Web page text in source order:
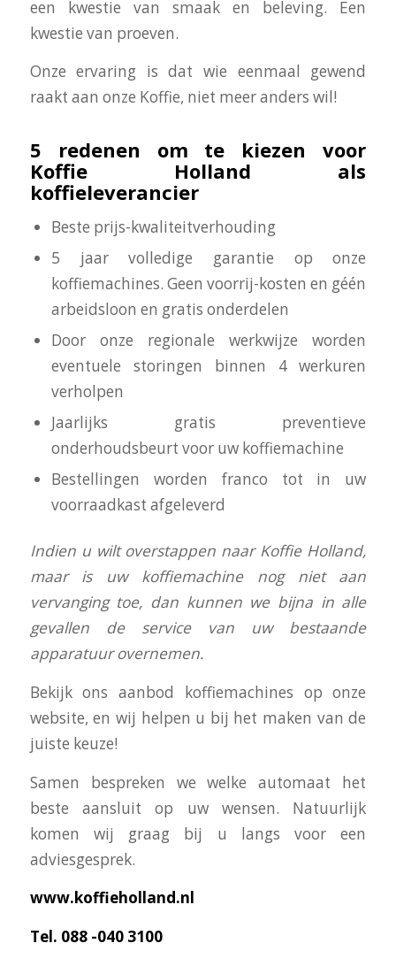
een kwestie van smaak en beleving. Een
kwestie van proeven.
Onze ervaring is dat wie eenmaal gewend
raakt aan onze Koffie, niet meer anders wil!
5 redenen om te kiezen voor
Koffie Holland als
koffieleverancier
Beste prijs-kwaliteitverhouding
5 jaar volledige garantie op onze
koffiemachines. Geen voorrij-kosten en géén
arbeidsloon en gratis onderdelen
Door onze regionale werkwijze worden
eventuele storingen binnen 4 werkuren
verholpen
Jaarlijks gratis preventieve
onderhoudsbeurt voor uw koffiemachine
Bestellingen worden franco tot in uw
voorraadkast afgeleverd
Indien u wilt overstappen naar Koffie Holland,
maar is uw koffiemachine nog niet aan
vervanging toe, dan kunnen we bijna in alle
gevallen de service van uw bestaande
apparatuur overnemen.
Bekijk ons aanbod koffiemachines op onze
website, en wij helpen u bij het maken van de
juiste keuze!
Samen bespreken we welke automaat het
beste aansluit op uw wensen. Natuurlijk
komen wij graag bij u langs voor een
adviesgesprek.
www.koffieholland.nl
Tel. 088 -040 3100